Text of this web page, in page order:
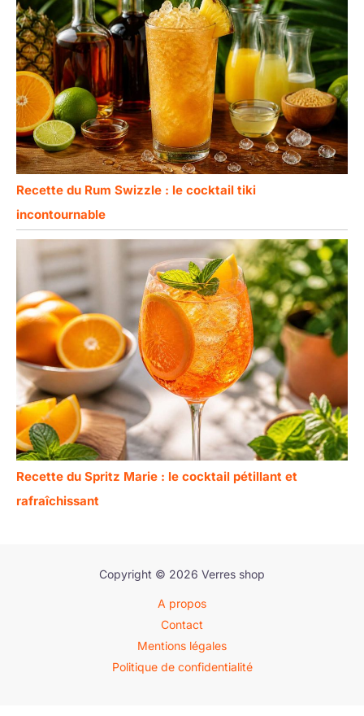
Recette du Rum Swizzle : le cocktail tiki
incontournable
Recette du Spritz Marie : le cocktail pétillant et
rafraîchissant
Copyright © 2026 Verres shop
A propos
Contact
Mentions légales
Politique de confidentialité